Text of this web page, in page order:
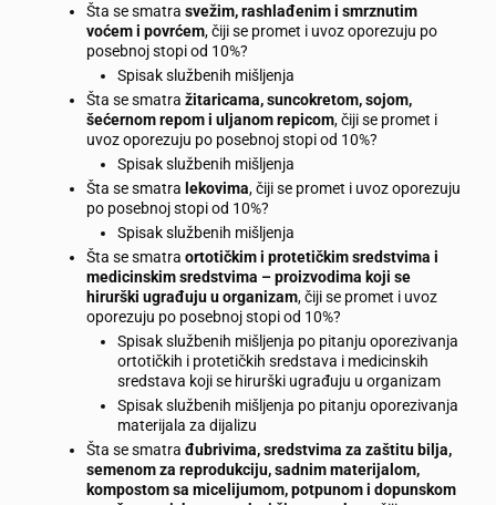
Šta se smatra svežim, rashlađenim i smrznutim
voćem i povrćem, čiji se promet i uvoz oporezuju po
posebnoj stopi od 10%?
Spisak službenih mišljenja
Šta se smatra žitaricama, suncokretom, sojom,
šećernom repom i uljanom repicom, čiji se promet i
uvoz oporezuju po posebnoj stopi od 10%?
Spisak službenih mišljenja
Šta se smatra lekovima, čiji se promet i uvoz oporezuju
po posebnoj stopi od 10%?
Spisak službenih mišljenja
Šta se smatra ortotičkim i protetičkim sredstvima i
medicinskim sredstvima – proizvodima koji se
hirurški ugrađuju u organizam, čiji se promet i uvoz
oporezuju po posebnoj stopi od 10%?
Spisak službenih mišljenja po pitanju oporezivanja
ortotičkih i protetičkih sredstava i medicinskih
sredstava koji se hirurški ugrađuju u organizam
Spisak službenih mišljenja po pitanju oporezivanja
materijala za dijalizu
Šta se smatra đubrivima, sredstvima za zaštitu bilja,
semenom za reprodukciju, sadnim materijalom,
kompostom sa micelijumom, potpunom i dopunskom